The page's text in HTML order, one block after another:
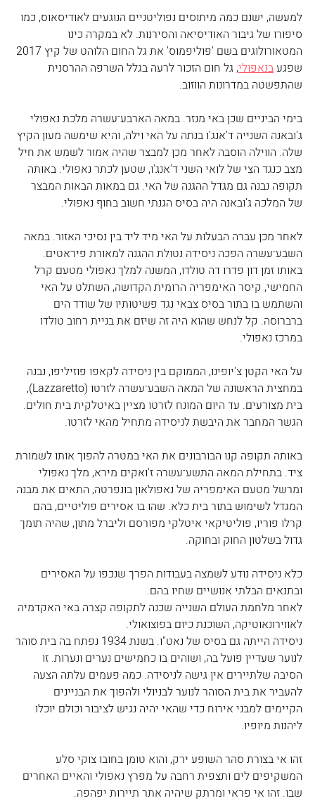
למעשה, ישנם כמה מיתוסים נפוליטניים הנוגעים לאודיסאוס, כמו
סיפורו של גיבור האודיסיאה והסירנות. לא במקרה כינו
שפגע בנאפולי, גל חום הזכור לרעה בגלל השרפה ההרסנית
שהתפשטה במדרונות הווזוב.
בימי הביניים שכן באי מנזר. במאה הארבע־עשרה מלכת נאפולי
ג'ובאנה השנייה ד'אנג'ו בנתה על האי וילה, והיא שימשה מעון הקיץ
שלה. הווילה הוסבה לאחר מכן למבצר שהיה אמור לשמש את חיל
מצב כנגד הצי של לואי השני ד'אנג'ו, שטען לכתר נאפולי. באותה
תקופה נבנה גם מגדל ההגנה של האי. גם במאות הבאות המבצר
של המלכה ג'ובאנה היה בסיס הגנתי חשוב בחוף נאפולי.
לאחר מכן עברה הבעלות על האי מיד ליד בין נסיכי האזור. במאה
השבע־עשרה הפכה ניסידה נטולת ההגנה למאורת פיראטים.
באותו זמן דון פדרו דה טולדו, המשנה למלך נאפולי מטעם קרל
החמישי, קיסר האימפריה הרומית הקדושה, השתלט על האי
והשתמש בו בתור בסיס צבאי נגד פשיטותיו של שודד הים
ברברוסה. קל לנחש שהוא היה זה שיזם את בניית רחוב טולדו
במרכז נאפולי.
על האי הקטן צ'יופינו, הממוקם בין ניסידה לקאפו פוזיליפו, נבנה
במחצית הראשונה של המאה השבע־עשרה לזרטו (Lazzaretto),
בית מצורעים. עד היום המונח לזרטו מציין באיטלקית בית חולים.
הגשר המחבר את היבשת לניסידה מתחיל מהאי לזרטו.
באותה תקופה קנו הבורבונים את האי במטרה להפוך אותו לשמורת
ציד. בתחילת המאה התשע־עשרה ז'ואקים מירא, מלך נאפולי
ומרשל מטעם האימפריה של נאפולאון בונפרטה, התאים את מבנה
המגדל לשימוש בתור בית כלא. שהו בו אסירים פוליטיים, בהם
קרלו פוריו, פוליטיקאי איטלקי מפורסם וליברל מתון, שהיה תומך
גדול בשלטון החוק ובחוקה.
כלא ניסידה נודע לשמצה בעבודות הפרך שנכפו על האסירים
ובתנאים הבלתי אנושיים שחיו בהם.
לאחר מלחמת העולם השנייה שכנה לתקופה קצרה באי האקדמיה
לאווירונאוטיקה, השוכנת כיום בפוצואולי.
ניסידה הייתה גם בסיס של נאט"ו. בשנת 1934 נפתח בה בית סוהר
לנוער שעדיין פועל בה, ושוהים בו כחמישים נערים ונערות. זו
הסיבה שלתיירים אין גישה לניסידה. כמה פעמים עלתה הצעה
להעביר את בית הסוהר לנוער לבניולי ולהפוך את הבניינים
הקיימים למבני אירוח כדי שהאי יהיה נגיש לציבור וכולם יוכלו
ליהנות מיופיו.
זהו אי בצורת סהר השופע ירק, והוא טומן בחובו צוקי סלע
המשקיפים לים ותצפית רחבה על מפרץ נאפולי והאיים האחרים
שבו. זהו אי פראי ומרתק שיהיה אתר תיירות יפהפה.